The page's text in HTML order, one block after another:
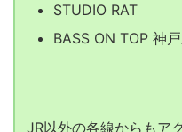
STUDIO RAT
BASS ON TOP 神
JR以外の各線からもア